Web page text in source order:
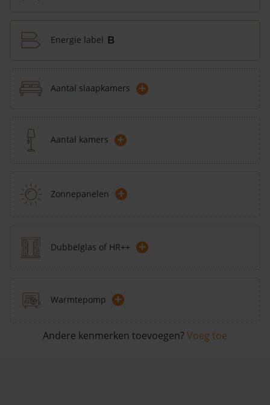
Energie label B
Aantal slaapkamers +
Aantal kamers +
Zonnepanelen +
Dubbelglas of HR++ +
Warmtepomp +
Andere kenmerken toevoegen? Voeg toe